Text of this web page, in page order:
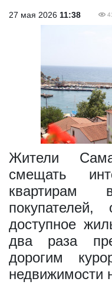
27 мая 2026 11:38
Жители
смещать
покупателей,
доступное
два раза
дорогим
недвижимости